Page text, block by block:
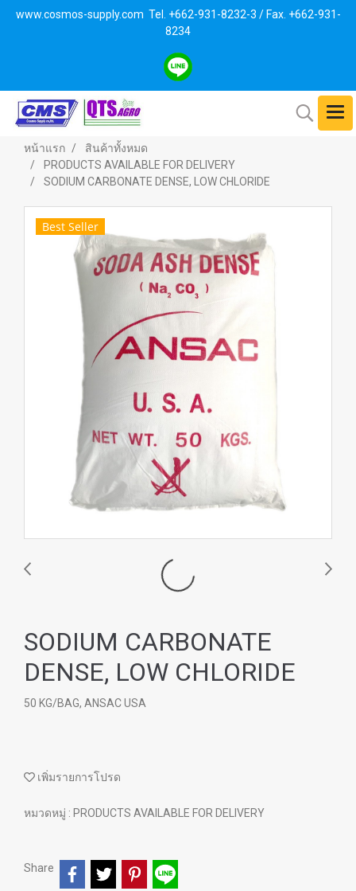
www.cosmos-supply.com Tel. +662-931-8232-3 / Fax. +662-931-
8234
หน้าแรก
สินค้าทั้งหมด
PRODUCTS AVAILABLE FOR DELIVERY
SODIUM CARBONATE DENSE, LOW CHLORIDE
Best Seller
SODIUM CARBONATE
DENSE, LOW CHLORIDE
50 KG/BAG, ANSAC USA
เพิ่มรายการโปรด
หมวดหมู่ : PRODUCTS AVAILABLE FOR DELIVERY
Share